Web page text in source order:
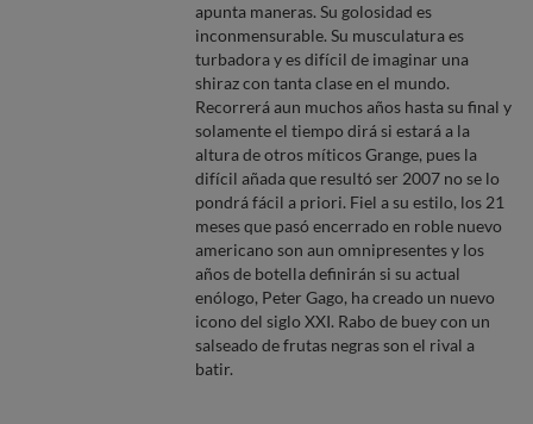
apunta maneras. Su golosidad es
inconmensurable. Su musculatura es
turbadora y es difícil de imaginar una
shiraz con tanta clase en el mundo.
Recorrerá aun muchos años hasta su final y
solamente el tiempo dirá si estará a la
altura de otros míticos Grange, pues la
difícil añada que resultó ser 2007 no se lo
pondrá fácil a priori. Fiel a su estilo, los 21
meses que pasó encerrado en roble nuevo
americano son aun omnipresentes y los
años de botella definirán si su actual
enólogo, Peter Gago, ha creado un nuevo
icono del siglo XXI. Rabo de buey con un
salseado de frutas negras son el rival a
batir.